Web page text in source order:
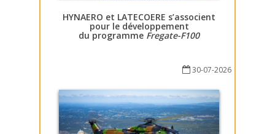
HYNAERO et LATECOERE s’associent
pour le développement
du programme Fregate-F100
30-07-2026